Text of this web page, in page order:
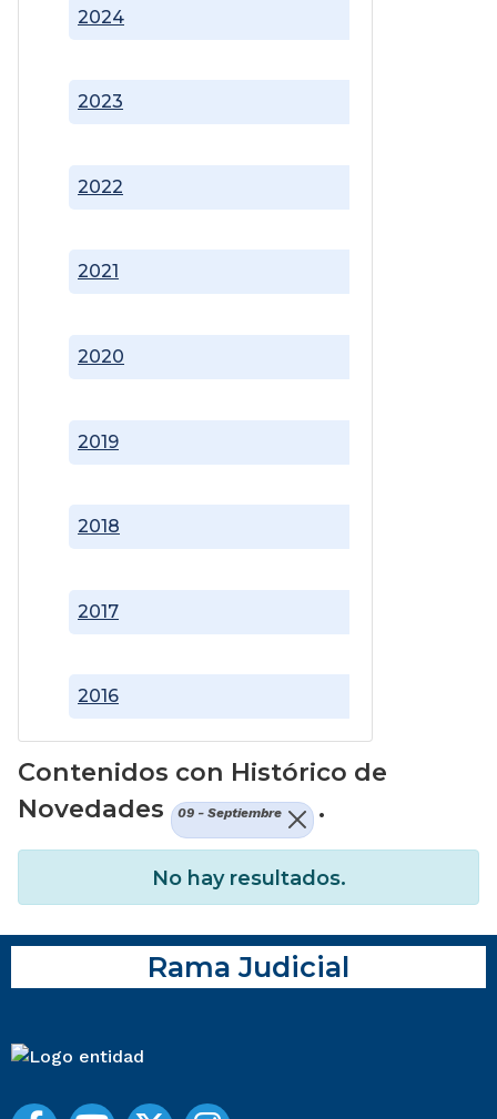
2016
2017
2018
2019
2020
2021
2022
2023
2024
Contenidos con Histórico de
Novedades
09 - Septiembre .
No hay resultados.
Rama Judicial